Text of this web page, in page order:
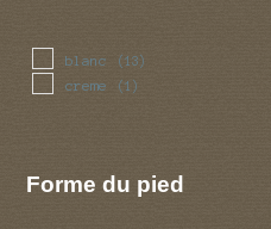
blanc (13)
creme (1)
Forme du pied